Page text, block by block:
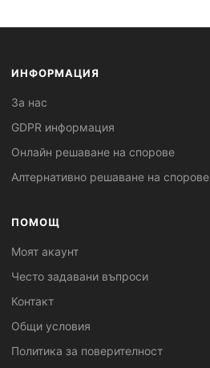
ИНФОРМАЦИЯ
За нас
GDPR информация
Онлайн решаване на спорове
Алтернативно решаване на спорове
ПОМОЩ
Моят акаунт
Често задавани въпроси
Контакт
Общи условия
Политика за поверителност